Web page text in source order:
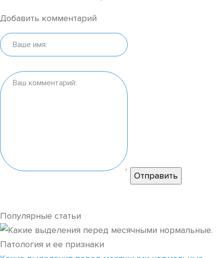
Добавить комментарий
Популярные статьи